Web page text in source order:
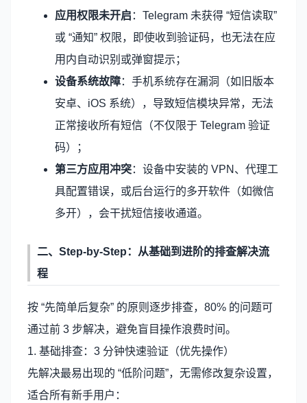
应用权限未开启 ：Telegram 未获得 “短信读取”
或 “通知” 权限，即使收到验证码，也无法在应
用内自动识别或弹窗提示；
设备系统故障：手机系统存在漏洞（如旧版本
安卓、iOS 系统），导致短信模块异常，无法
正常接收所有短信（不仅限于 Telegram 验证
码）；
第三方应用冲突：设备中安装的 VPN、代理工
具配置错误，或后台运行的多开软件（如微信
多开），会干扰短信接收通道。
二、Step-by-Step：从基础到进阶的排查解决流
程
按 “先简单后复杂” 的原则逐步排查，80% 的问题可
通过前 3 步解决，避免盲目操作浪费时间。
1. 基础排查：3 分钟快速验证（优先操作）
先解决最易出现的 “低阶问题”，无需修改复杂设置，
适合所有新手用户：